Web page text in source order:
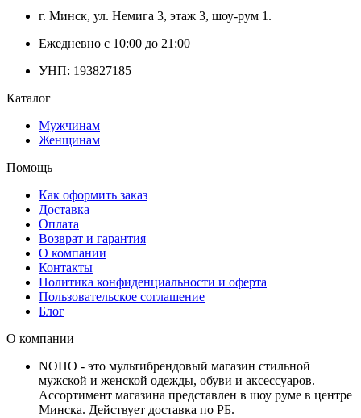
г. Минск, ул. Немига 3, этаж 3, шоу-рум 1.
Ежедневно с 10:00 до 21:00
УНП: 193827185
Каталог
Мужчинам
Женщинам
Помощь
Как оформить заказ
Доставка
Оплата
Возврат и гарантия
О компании
Контакты
Политика конфиденциальности и оферта
Пользовательское соглашение
Блог
О компании
NOHO - это мультибрендовый магазин стильной
мужской и женской одежды, обуви и аксессуаров.
Ассортимент магазина представлен в шоу руме в центре
Минска. Действует доставка по РБ.